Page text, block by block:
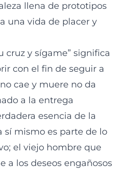
llena de prototipos
una vida de placer y
cruz y sígame” significa
con el fin de seguir a
cae y muere no da
a la entrega
esencia de la
sí mismo es parte de lo
el viejo hombre que
a los deseos engañosos